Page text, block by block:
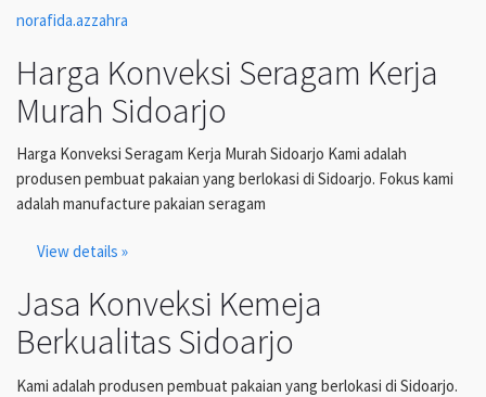
norafida.azzahra
Harga Konveksi Seragam Kerja
Murah Sidoarjo
Harga Konveksi Seragam Kerja Murah Sidoarjo Kami adalah
produsen pembuat pakaian yang berlokasi di Sidoarjo. Fokus kami
adalah manufacture pakaian seragam
View details »
Jasa Konveksi Kemeja
Berkualitas Sidoarjo
Kami adalah produsen pembuat pakaian yang berlokasi di Sidoarjo.